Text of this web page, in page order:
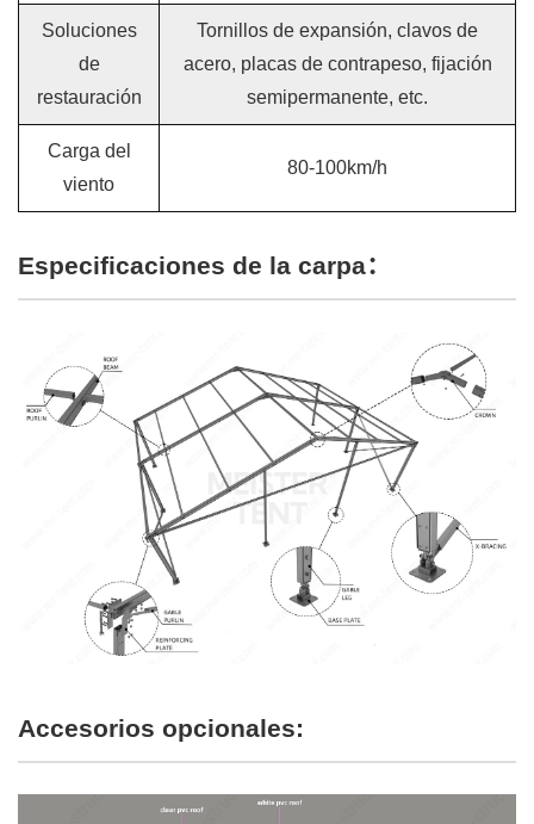
Soluciones
de
restauración
Tornillos de expansión, clavos de
acero, placas de contrapeso, fijación
semipermanente, etc.
Carga del
viento
80-100km/h
Especificaciones de la carpa：
Accesorios opcionales: